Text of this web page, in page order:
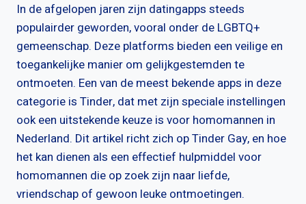
In de afgelopen jaren zijn datingapps steeds
populairder geworden, vooral onder de LGBTQ+
gemeenschap. Deze platforms bieden een veilige en
toegankelijke manier om gelijkgestemden te
ontmoeten. Een van de meest bekende apps in deze
categorie is Tinder, dat met zijn speciale instellingen
ook een uitstekende keuze is voor homomannen in
Nederland. Dit artikel richt zich op Tinder Gay, en hoe
het kan dienen als een effectief hulpmiddel voor
homomannen die op zoek zijn naar liefde,
vriendschap of gewoon leuke ontmoetingen.